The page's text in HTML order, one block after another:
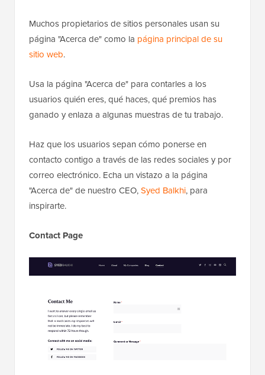
Muchos propietarios de sitios personales usan su
página "Acerca de" como la página principal de su
sitio web.
Usa la página "Acerca de" para contarles a los
usuarios quién eres, qué haces, qué premios has
ganado y enlaza a algunas muestras de tu trabajo.
Haz que los usuarios sepan cómo ponerse en
contacto contigo a través de las redes sociales y por
correo electrónico. Echa un vistazo a la página
"Acerca de" de nuestro CEO,Syed Balkhi, para
inspirarte.
Contact Page